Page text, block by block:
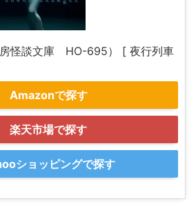
怪談文庫 HO-695） [ 夜行列車
Amazonで探す
楽天市場で探す
ショッピングで探す